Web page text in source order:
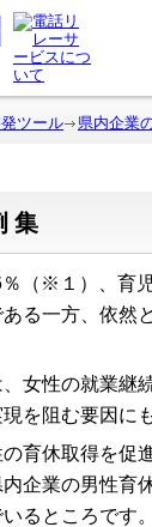
ツール 県内企業
集
％ （ ※ １） 、育
る一方、依然
、女性の就業継
を阻む要因に
育休取得を促
企業の男性育
るところです。